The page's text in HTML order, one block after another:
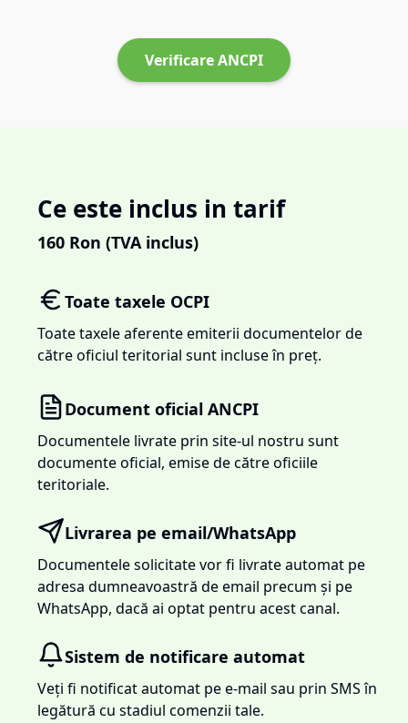
Verificare ANCPI
Ce este inclus in tarif
160 Ron (TVA inclus)
Toate taxele OCPI
Toate taxele aferente emiterii documentelor de
către oficiul teritorial sunt incluse în preț.
Document oficial ANCPI
Documentele livrate prin site-ul nostru sunt
documente oficial, emise de către oficiile
teritoriale.
Livrarea pe email/WhatsApp
Documentele solicitate vor fi livrate automat pe
adresa dumneavoastră de email precum și pe
WhatsApp, dacă ai optat pentru acest canal.
Sistem de notificare automat
Veți fi notificat automat pe e-mail sau prin SMS în
legătură cu stadiul comenzii tale.